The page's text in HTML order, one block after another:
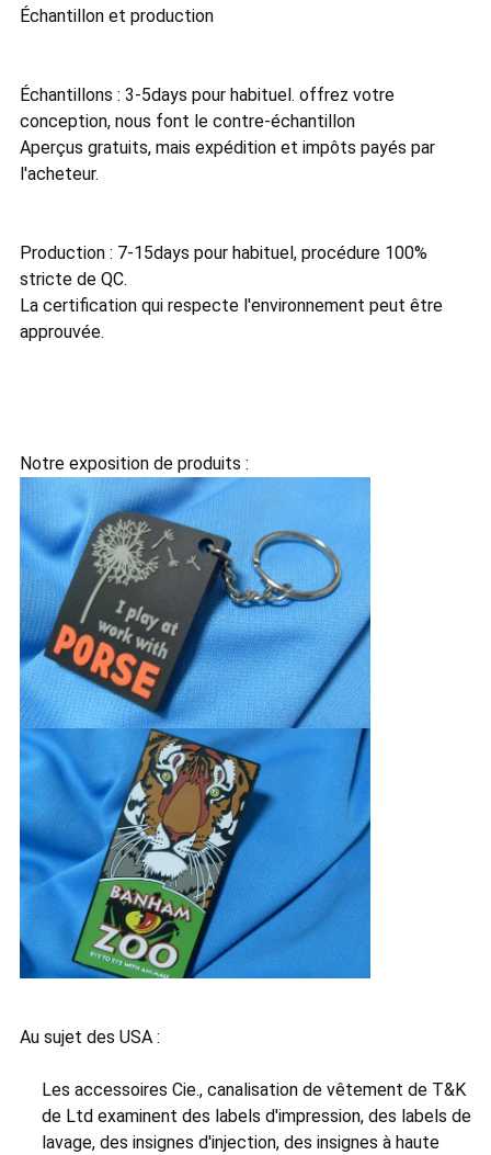
Échantillon et production
Échantillons : 3-5days pour habituel. offrez votre
conception, nous font le contre-échantillon
Aperçus gratuits, mais expédition et impôts payés par
l'acheteur.
Production : 7-15days pour habituel, procédure 100%
stricte de QC.
La certification qui respecte l'environnement peut être
approuvée.
Notre exposition de produits :
Au sujet des USA :
Les accessoires Cie., canalisation de vêtement de T&K
de Ltd examinent des labels d'impression, des labels de
lavage, des insignes d'injection, des insignes à haute